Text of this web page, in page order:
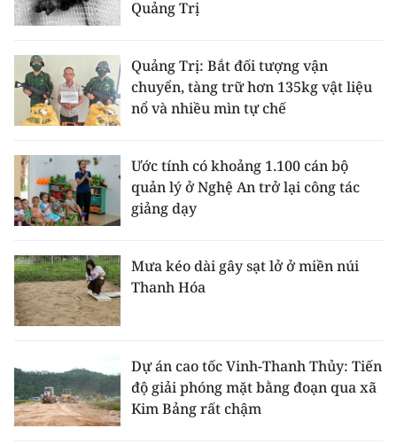
Quảng Trị
Quảng Trị: Bắt đối tượng vận
chuyển, tàng trữ hơn 135kg vật liệu
nổ và nhiều mìn tự chế
Ước tính có khoảng 1.100 cán bộ
quản lý ở Nghệ An trở lại công tác
giảng dạy
Mưa kéo dài gây sạt lở ở miền núi
Thanh Hóa
Dự án cao tốc Vinh-Thanh Thủy: Tiến
độ giải phóng mặt bằng đoạn qua xã
Kim Bảng rất chậm